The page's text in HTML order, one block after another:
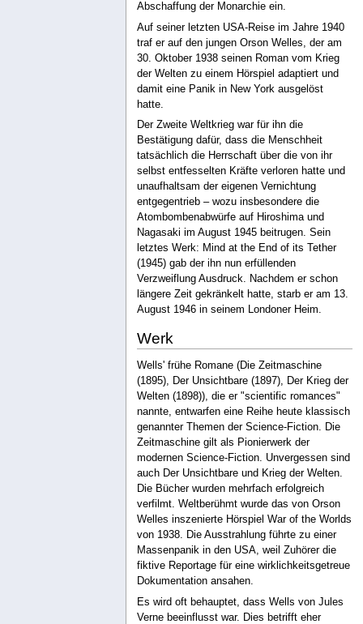
Abschaffung der Monarchie ein.
Auf seiner letzten USA-Reise im Jahre 1940
traf er auf den jungen Orson Welles, der am
30. Oktober 1938 seinen Roman vom Krieg
der Welten zu einem Hörspiel adaptiert und
damit eine Panik in New York ausgelöst
hatte.
Der Zweite Weltkrieg war für ihn die
Bestätigung dafür, dass die Menschheit
tatsächlich die Herrschaft über die von ihr
selbst entfesselten Kräfte verloren hatte und
unaufhaltsam der eigenen Vernichtung
entgegentrieb – wozu insbesondere die
Atombombenabwürfe auf Hiroshima und
Nagasaki im August 1945 beitrugen. Sein
letztes Werk: Mind at the End of its Tether
(1945) gab der ihn nun erfüllenden
Verzweiflung Ausdruck. Nachdem er schon
längere Zeit gekränkelt hatte, starb er am 13.
August 1946 in seinem Londoner Heim.
Werk
Wells' frühe Romane (Die Zeitmaschine
(1895), Der Unsichtbare (1897), Der Krieg der
Welten (1898)), die er "scientific romances"
nannte, entwarfen eine Reihe heute klassisch
genannter Themen der Science-Fiction. Die
Zeitmaschine gilt als Pionierwerk der
modernen Science-Fiction. Unvergessen sind
auch Der Unsichtbare und Krieg der Welten.
Die Bücher wurden mehrfach erfolgreich
verfilmt. Weltberühmt wurde das von Orson
Welles inszenierte Hörspiel War of the Worlds
von 1938. Die Ausstrahlung führte zu einer
Massenpanik in den USA, weil Zuhörer die
fiktive Reportage für eine wirklichkeitsgetreue
Dokumentation ansahen.
Es wird oft behauptet, dass Wells von Jules
Verne beeinflusst war. Dies betrifft eher